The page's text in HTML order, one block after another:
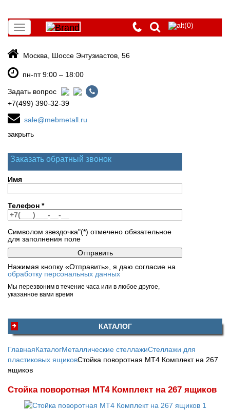
Toggle
navigation
(0)
Москва, Шоссе Энтузиастов, 56
пн-пт 9:00 – 18:00
Задать вопрос
+7(499) 390-32-39
sale@mebmetall.ru
закрыть
Заказать обратный звонок
Имя
Телефон *
Символом звездочка"(*) отмечено обязательное
для заполнения поле
Нажимая кнопку «Отправить», я даю согласие на
обработку персональных данных
Мы перезвоним в течение часа или в любое другое,
указанное вами время
КАТАЛОГ
ГлавнаяКаталогМеталлические стеллажиСтеллажи для
пластиковых ящиковСтойка поворотная МТ4 Комплект на 267
ящиков
Стойка поворотная МТ4 Комплект на 267 ящиков